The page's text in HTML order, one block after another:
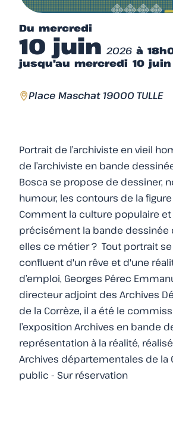
Du mercredi
10 juin 2026 à
jusqu'au mercredi 10
Place Maschat 19000 TULLE
Portrait de l’archiviste en vieil
de l’archiviste en bande
Bosca se propose de dessiner,
humour, les contours de la
Comment la culture populaire
précisément la bande dessinée
elles ce métier ? Tout portrait
confluent d'un rêve et d'une
d’emploi, Georges Pérec
directeur adjoint des Archives
de la Corrèze, il a été le
l’exposition Archives en bande
représentation à la réalité,
Archives départementales de la
public - Sur réservation